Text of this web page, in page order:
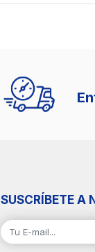
SUSCRÍBETE A